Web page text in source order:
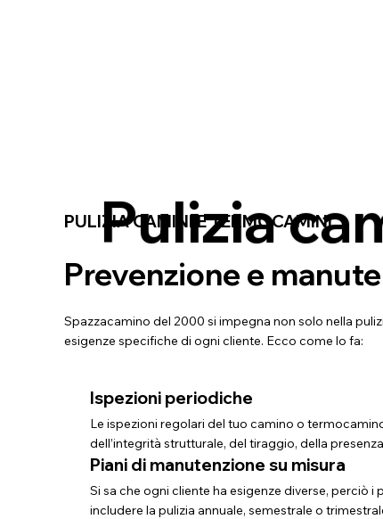
Pulizia
PULIZIA CAMINI E TERMOCAMINI
Prevenzione e
Spazzacamino del 2000 si impegna non solo nella
esigenze specifiche di ogni cliente. Ecco come lo fa:
Ispezioni periodiche
Le ispezioni regolari del tuo camino o
dell’integrità strutturale, del tiraggio, della
Piani di manutenzione su misura
Si sa che ogni cliente ha esigenze diverse, perciò
includere la pulizia annuale, semestrale o